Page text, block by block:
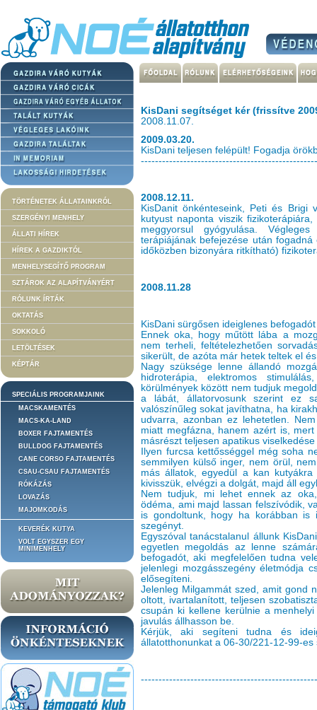
TÖRTÉNETEK ÁLLATAINKRÓL
SZERGÉNYI MENHELY
ÁLLATI HÍREK
HÍREK A GAZDIKTÓL
MENHELYSEGÍTŐ PROGRAM
SZTÁROK AZ ALAPÍTVÁNYÉRT
RÓLUNK ÍRTÁK
OKTATÁS
SOKKOLÓ
LETÖLTÉSEK
KÉPTÁR
SPECIÁLIS PROGRAMJAINK
MACSKAMENTÉS
MACS-KA-LAND
BOXER FAJTAMENTÉS
BULLDOG FAJTAMENTÉS
CANE CORSO FAJTAMENTÉS
CSAU-CSAU FAJTAMENTÉS
RÓKÁZÁS
LOVAZÁS
MAJOMKODÁS
KEVERÉK KUTYA
VOLT EGYSZER EGY
MINIMENHELY
KisDani segítséget kér (frissítve
2008.11.07.
2009.03.20.
KisDani teljesen felépült! Fogadja
2008.12.11.
KisDanit önkénteseink, Peti és Brigi
kutyust naponta viszik
meggyorsul gyógyulása.
terápiájának befejezése után
időközben bizonyára ritkítható)
2008.11.28
KisDani sürgősen ideiglenes
Ennek oka, hogy műtött lába a
nem terheli, feltételezhetően
sikerült, de azóta már hetek teltek el
Nagy szüksége lenne állandó
hidroterápia, elektromos
körülmények között nem tudjuk
a lábát, állatorvosunk szerint ez
valószínűleg sokat javíthatna, ha
udvarra, azonban ez lehetetlen.
miatt megfázna, hanem azért is,
másrészt teljesen apatikus
Ilyen furcsa kettősséggel még soha
semmilyen külső inger, nem örül,
más állatok, egyedül a kan
kivisszük, elvégzi a dolgát, majd áll
Nem tudjuk, mi lehet ennek az
ödéma, ami majd lassan felszívódik,
is gondoltunk, hogy ha korábban is
szegényt.
Egyszóval tanácstalanul állunk
egyetlen megoldás az lenne
befogadót, aki megfelelően tudna
jelenlegi mozgásszegény életmódja
elősegíteni.
Jelenleg Milgammát szed, amit gond
oltott, ivartalanított, teljesen
csupán ki kellene kerülnie a
javulás állhasson be.
Kérjük, aki segíteni tudna és
állatotthonunkat a 06-30/221-12-99-